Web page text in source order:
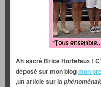
Ah sacré Brice Hortefeux !
déposé sur mon blogmon
,un article sur la